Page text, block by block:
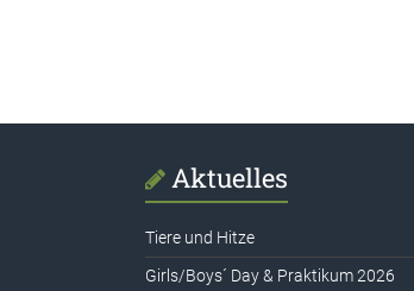
Aktuelles
Tiere und Hitze
Girls/Boys´ Day & Praktikum 2026